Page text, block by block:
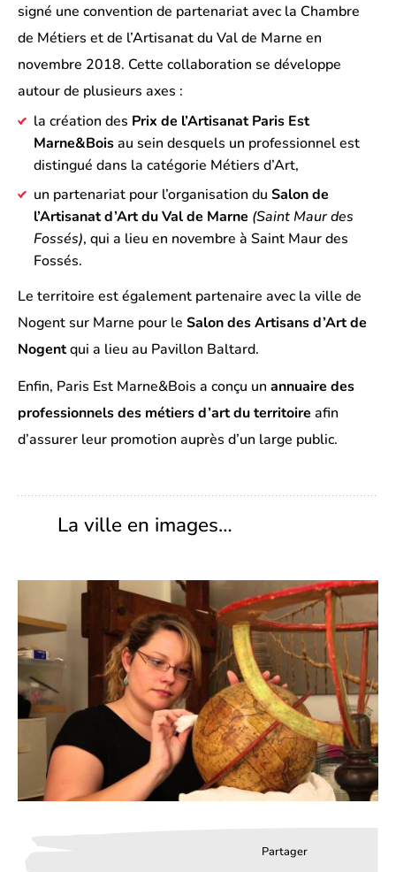
signé une convention de partenariat avec la Chambre
de Métiers et de l’Artisanat du Val de Marne en
novembre 2018. Cette collaboration se développe
autour de plusieurs axes :
la création des Prix de l’Artisanat Paris Est
Marne&Boisau sein desquels un professionnel est
distingué dans la catégorie Métiers d’Art,
un partenariat pour l’organisation du Salon de
l’Artisanat d’Art du Val de Marne (Saint Maur des
Fossés), qui a lieu en novembre à Saint Maur des
Fossés.
Le territoire est également partenaire avec la ville de
Nogent sur Marne pour le Salon des Artisans d’Art de
Nogentqui a lieu au Pavillon Baltard.
Enfin, Paris Est Marne&Bois a conçu un annuaire des
professionnels des métiers d’art du territoire afin
d’assurer leur promotion auprès d’un large public.
La ville en images…
Partager